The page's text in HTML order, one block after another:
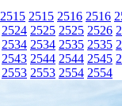
2515 2515 2516 2516
2524 2525 2525 2526
2534 2534 2535 2535
2543 2544 2544 2545
2553 2553 2554 2554